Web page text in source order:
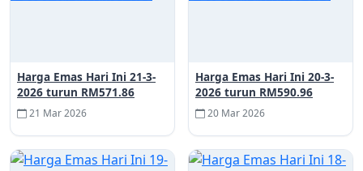
Harga Emas Hari Ini 21-3-
2026 turun RM571.86
21 Mar 2026
Harga Emas Hari Ini 20-3-
2026 turun RM590.96
20 Mar 2026